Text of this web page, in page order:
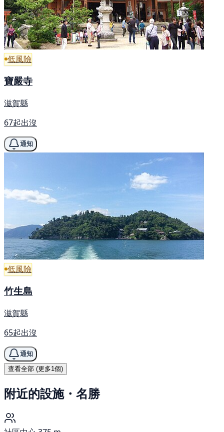
低風險
寶嚴寺
滋賀縣
67起出沒
通知
低風險
竹生島
滋賀縣
65起出沒
通知
查看全部 (更多1個)
附近的設施・名勝